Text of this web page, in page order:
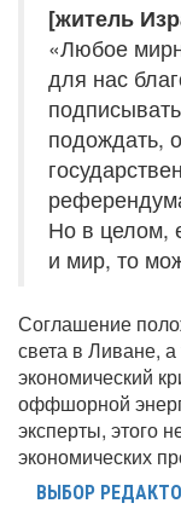
[житель
«Любое
для нас
подождать,
Но в целом,
и мир, то
Соглашение
света в Ливане,
экономический
оффшорной
эксперты, этого
экономических
ВЫБОР